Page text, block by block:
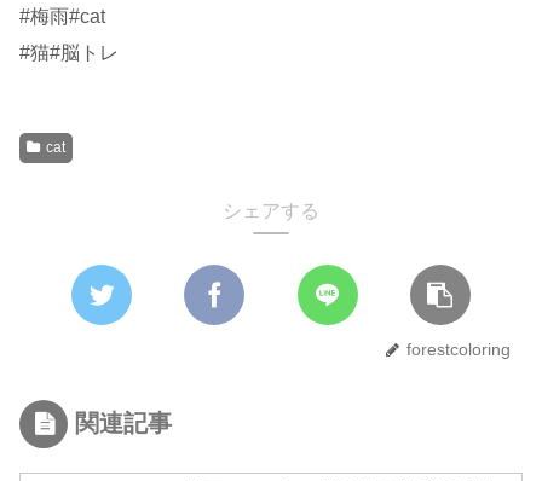
#梅雨#cat
#猫#脳トレ
cat
シェアする
forestcoloring
関連記事